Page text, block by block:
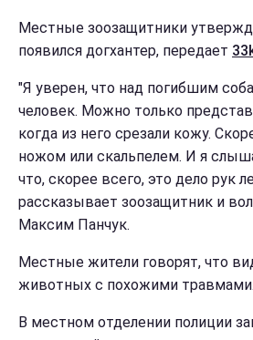
Местные зоозащитники
появился догхантер, передает
"Я уверен, что над погибшим
человек. Можно только
когда из него срезали кожу.
ножом или скальпелем. И я
что, скорее всего, это дело рук
рассказывает зоозащитник и
Максим Панчук.
Местные жители говорят, что
животных с похожими травмами.
В местном отделении полиции